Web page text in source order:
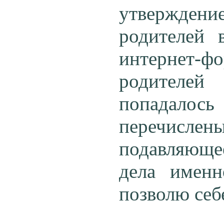
родителей
дела
позволю